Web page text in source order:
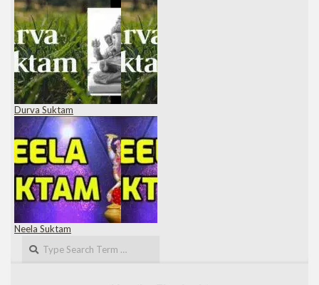
Durva Suktam
Neela Suktam